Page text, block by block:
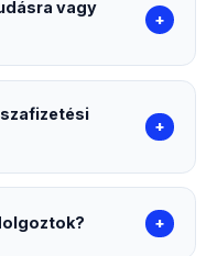
vagy
+
+
+